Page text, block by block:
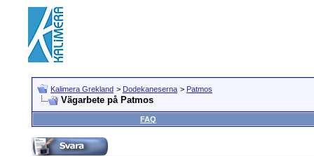
Kalimera Grekland > Dodekaneserna > Patmos
Vägarbete på Patmos
FAQ